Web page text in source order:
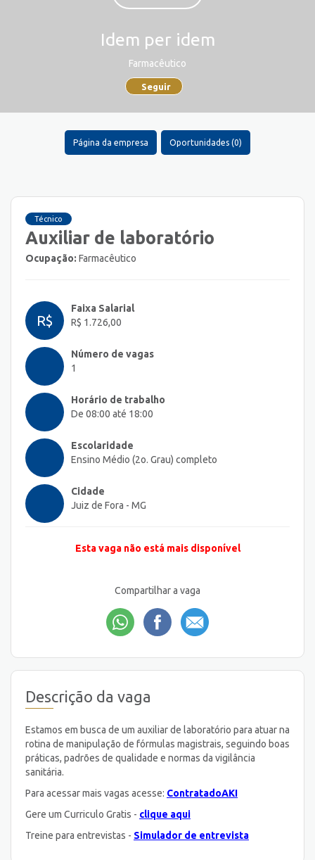
Idem per idem
Farmacêutico
Seguir
Página da empresa Oportunidades (0)
Técnico
Auxiliar de laboratório
Ocupação: Farmacêutico
R$
Faixa Salarial
R$ 1.726,00
Número de vagas
1
Horário de trabalho
De 08:00 até 18:00
Escolaridade
Ensino Médio (2o. Grau) completo
Cidade
Juiz de Fora - MG
Esta vaga não está mais disponível
Compartilhar a vaga
Descrição da vaga
Estamos em busca de um auxiliar de laboratório para atuar na
rotina de manipulação de fórmulas magistrais, seguindo boas
práticas, padrões de qualidade e normas da vigilância
sanitária.
Para acessar mais vagas acesse: ContratadoAKI
Gere um Curriculo Gratis - clique aqui
Treine para entrevistas - Simulador de entrevista